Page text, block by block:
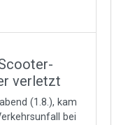
verletzt
(1.8.), kam
bei